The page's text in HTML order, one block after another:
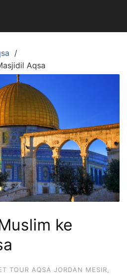
Aqsa
ke
TOUR AQSA JORDAN MESIR,